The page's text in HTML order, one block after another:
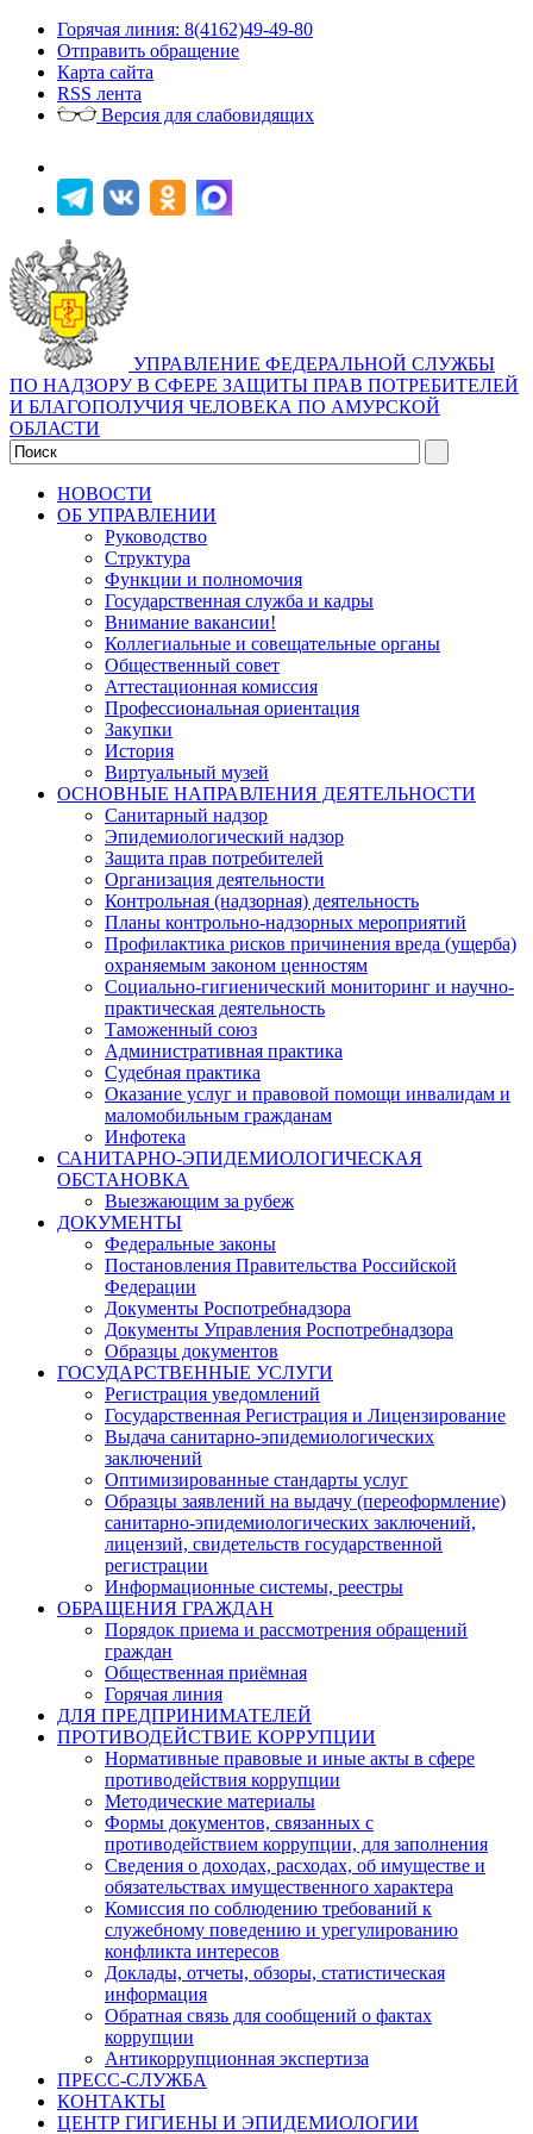
Горячая линия: 8(4162)49-49-80
Отправить обращение
Карта сайта
RSS лента
Версия для слабовидящих
УПРАВЛЕНИЕ ФЕДЕРАЛЬНОЙ СЛУЖБЫ
ПО НАДЗОРУ В СФЕРЕ ЗАЩИТЫ ПРАВ ПОТРЕБИТЕЛЕЙ
И БЛАГОПОЛУЧИЯ ЧЕЛОВЕКА ПО АМУРСКОЙ
ОБЛАСТИ
НОВОСТИ
ОБ УПРАВЛЕНИИ
Руководство
Структура
Функции и полномочия
Государственная служба и кадры
Внимание вакансии!
Коллегиальные и совещательные органы
Общественный совет
Аттестационная комиссия
Профессиональная ориентация
Закупки
История
Виртуальный музей
ОСНОВНЫЕ НАПРАВЛЕНИЯ ДЕЯТЕЛЬНОСТИ
Санитарный надзор
Эпидемиологический надзор
Защита прав потребителей
Организация деятельности
Контрольная (надзорная) деятельность
Планы контрольно-надзорных мероприятий
Профилактика рисков причинения вреда (ущерба)
охраняемым законом ценностям
Социально-гигиенический мониторинг и научно-
практическая деятельность
Таможенный союз
Административная практика
Судебная практика
Оказание услуг и правовой помощи инвалидам и
маломобильным гражданам
Инфотека
САНИТАРНО-ЭПИДЕМИОЛОГИЧЕСКАЯ
ОБСТАНОВКА
Выезжающим за рубеж
ДОКУМЕНТЫ
Федеральные законы
Постановления Правительства Российской
Федерации
Документы Роспотребнадзора
Документы Управления Роспотребнадзора
Образцы документов
ГОСУДАРСТВЕННЫЕ УСЛУГИ
Регистрация уведомлений
Государственная Регистрация и Лицензирование
Выдача санитарно-эпидемиологических
заключений
Оптимизированные стандарты услуг
Образцы заявлений на выдачу (переоформление)
санитарно-эпидемиологических заключений,
лицензий, свидетельств государственной
регистрации
Информационные системы, реестры
ОБРАЩЕНИЯ ГРАЖДАН
Порядок приема и рассмотрения обращений
граждан
Общественная приёмная
Горячая линия
ДЛЯ ПРЕДПРИНИМАТЕЛЕЙ
ПРОТИВОДЕЙСТВИЕ КОРРУПЦИИ
Нормативные правовые и иные акты в сфере
противодействия коррупции
Методические материалы
Формы документов, связанных с
противодействием коррупции, для заполнения
Сведения о доходах, расходах, об имуществе и
обязательствах имущественного характера
Комиссия по соблюдению требований к
служебному поведению и урегулированию
конфликта интересов
Доклады, отчеты, обзоры, статистическая
информация
Обратная связь для сообщений о фактах
коррупции
Антикоррупционная экспертиза
ПРЕСС-СЛУЖБА
КОНТАКТЫ
ЦЕНТР ГИГИЕНЫ И ЭПИДЕМИОЛОГИИ